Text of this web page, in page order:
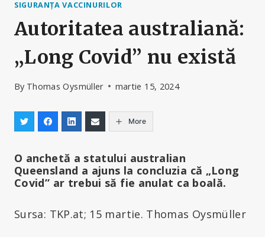
SIGURANȚA VACCINURILOR
Autoritatea australiană:
„Long Covid” nu există
By Thomas Oysmüller martie 15, 2024
More
O anchetă a statului australian
Queensland a ajuns la concluzia că „Long
Covid” ar trebui să fie anulat ca boală.
Sursa: TKP.at; 15 martie. Thomas Oysmüller